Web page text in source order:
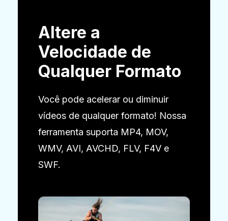
Altere a
Velocidade de
Qualquer Formato
Você pode acelerar ou diminuir
vídeos de qualquer formato! Nossa
ferramenta suporta MP4, MOV,
WMV, AVI, AVCHD, FLV, F4V e
SWF.